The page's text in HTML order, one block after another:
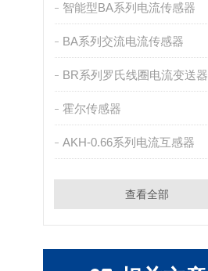
智能型BA系列电流传感器
BA系列交流电流传感器
BR系列罗氏线圈电流变送器
霍尔传感器
AKH-0.66系列电流互感器
查看全部